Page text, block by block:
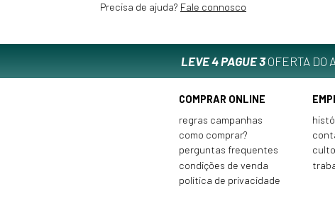
Precisa de ajuda? Fale connosco
LEVE 4 PAGUE 3OFERTA DO
COMPRAR ONLINE
regras campanhas
como comprar?
perguntas frequentes
condições de venda
política de privacidade
culto